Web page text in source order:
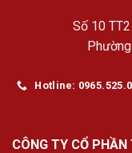
Số 10
Hotline:
CÔNG TY CỔ